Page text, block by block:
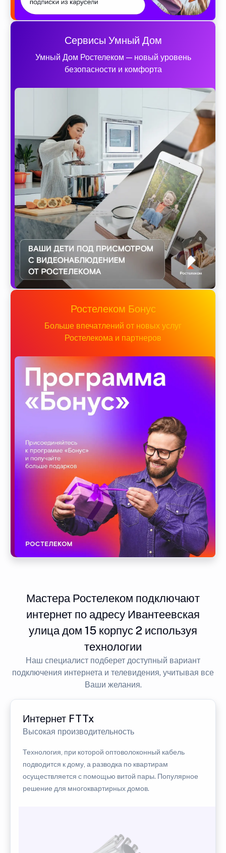
Сервисы Умный Дом
Умный Дом Ростелеком — новый уровень
безопасности и комфорта
Ростелеком Бонус
Больше впечатлений от новых услуг
Ростелекома и партнеров
Мастера Ростелеком подключают
интернет по адресу Ивантеевская
улица дом 15 корпус 2 используя
технологии
Наш специалист подберет доступный вариант
подключения интернета и телевидения, учитывая все
Ваши желания.
Интернет FTTx
Высокая производительность
Технология, при которой оптоволоконный кабель
подводится к дому, а разводка по квартирам
осуществляется с помощью витой пары. Популярное
решение для многоквартирных домов.